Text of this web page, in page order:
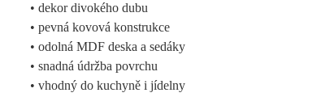
• dekor divokého dubu
• pevná kovová konstrukce
• odolná MDF deska a sedáky
• snadná údržba povrchu
• vhodný do kuchyně i jídelny